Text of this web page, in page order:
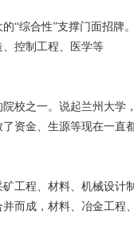
“综合性”支撑门面招牌。
控制工程、医学等
校之一。说起兰州大学
资金、生源等现在一直
工程、材料、机械设计
而成，材料、冶金工程